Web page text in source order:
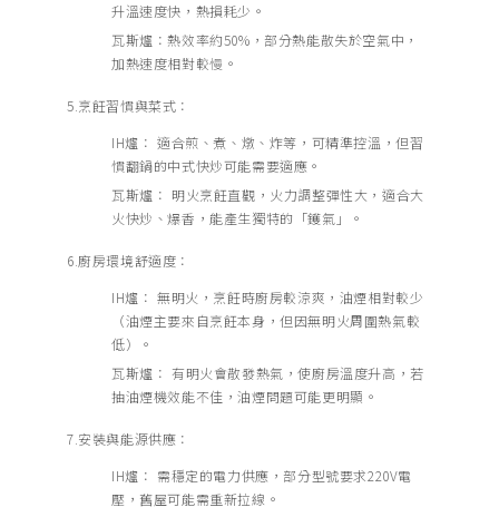
升溫速度快，熱損耗少。
瓦斯爐：熱效率約50%，部分熱能散失於空氣中，
加熱速度相對較慢。
5.烹飪習慣與菜式：
IH爐： 適合煎、煮、燉、炸等，可精準控溫，但習
慣翻鍋的中式快炒可能需要適應。
瓦斯爐： 明火烹飪直觀，火力調整彈性大，適合大
火快炒、爆香，能產生獨特的「鑊氣」。
6.廚房環境舒適度：
IH爐： 無明火，烹飪時廚房較涼爽，油煙相對較少
（油煙主要來自烹飪本身，但因無明火周圍熱氣較
低）。
瓦斯爐： 有明火會散發熱氣，使廚房溫度升高，若
抽油煙機效能不佳，油煙問題可能更明顯。
7.安裝與能源供應：
IH爐： 需穩定的電力供應，部分型號要求220V電
壓，舊屋可能需重新拉線。